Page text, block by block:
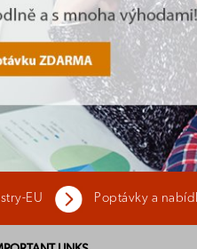
EU Poptávky a